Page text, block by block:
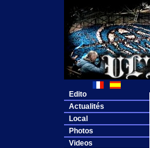
Edito
Actualités
Local
Photos
Videos